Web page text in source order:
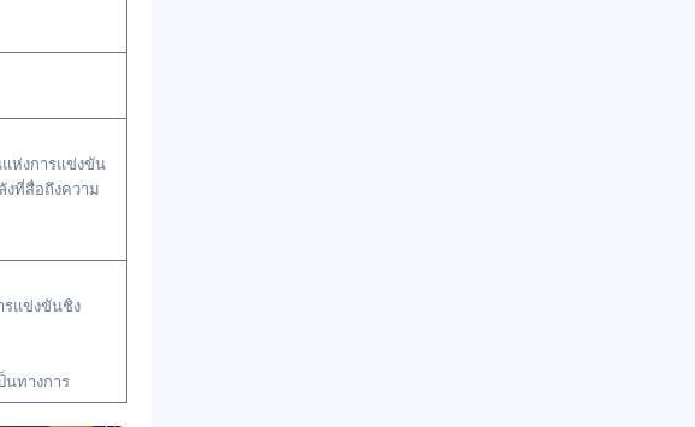
ห่งการแข่งขัน
งที่สื่อถึงความ
รแข่งขันชิง
นทางการ